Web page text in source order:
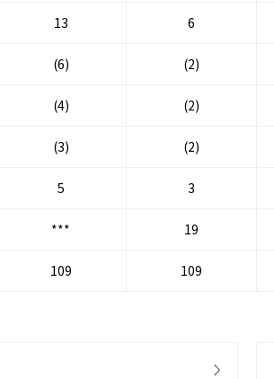
13 6
(6) (2)
(4) (2)
(3) (2)
5 3
*** 19
109 109